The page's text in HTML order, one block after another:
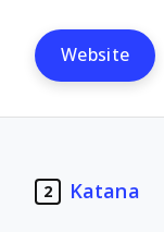
Website
2 Katana